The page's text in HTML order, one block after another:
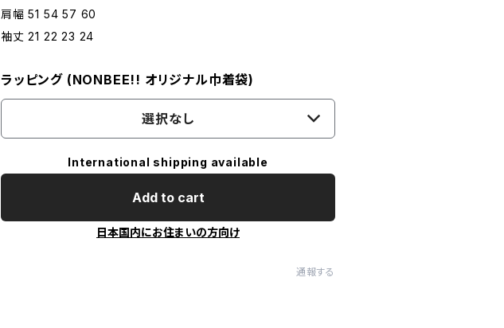
肩幅 51 54 57 60
袖丈 21 22 23 24
ラッピング (NONBEE!! オリジナル巾着袋)
選択なし
International shipping available
Add to cart
日本国内にお住まいの方向け
通報する